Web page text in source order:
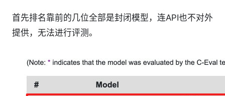
首先排名靠前的几位全部是封闭模型，连API也不对外
提供，无法进行评测。